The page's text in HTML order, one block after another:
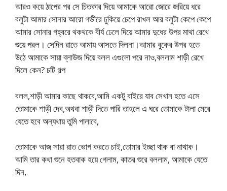
আরও কয়ে ঠাপের পর সে চিতকার দিয়ে আমাকে আরো জোরে জরিয়ে ধরে
বলুটা আমার সোনার আরো গভীরে ঢুকিয়ে চেপে রাখল আর বলুটা কেপে কেপে
আমার সোনার গহ্বরে থকথকে বীর্য ঢেলে দিয়ে আমার দুধের উপর মাথা রেখে
শুয়ে পরল। সেদিন রাতে আমায় আসতে দিলনা।আমার বুকের উপর হতে
উঠে আমাকে সায়া ব্লাউজ দিয়ে বলল এগুলো পরে নাও,বললাম শাড়ী রেখে
দিলে কেন? চটি গল্প
বলল,শাড়ী আমার কাছে থাকবে,আমি একটু বাইরে যাব সেখান হতে এসে
তোমাকে শাড়ী দেব,অথবা শাড়ী দিতে পারি তাহলে এ ঘরে তোমাকে টালা মেরে
যেতে হবে অন্যথায় তুমি পালাবে,
তোমাকে আজ সারা রাত ভোগ করতে চাই,তোমার ইচ্ছা থাক বা নাথাক।
আমি তার কথা শুনে হতবাক হয়ে গেলাম, কাতর শুরে বললাম, আমাকে যেতে
দিন,